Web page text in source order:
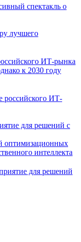
лучшего
ИТ-рынка
к 2030 году
для решений с
оптимизационных
интеллекта